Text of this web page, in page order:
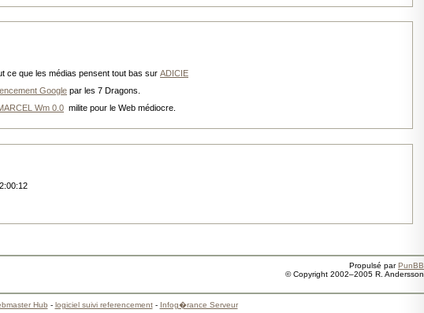
ce que les médias pensent tout bas sur ADICIE
Google par les 7 Dragons.
Wm 0.0 milite pour le Web médiocre.
Propulsé parPunBB
© Copyright 2002–2005 R. Andersson
Hub - logiciel suivi referencement- Infog�rance Serveur